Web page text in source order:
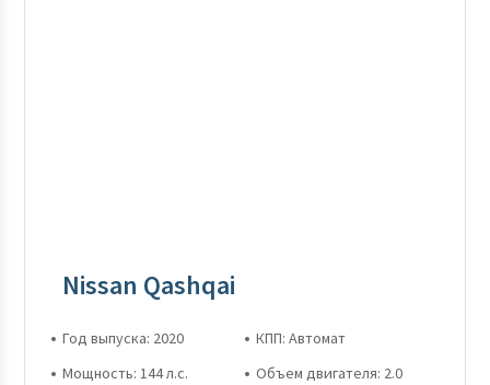
Nissan Qashqai
Год выпуска: 2020
КПП: Автомат
Мощность: 144 л.с.
Объем двигателя: 2.0